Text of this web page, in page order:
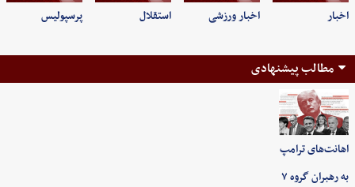
اخبار اخبار ورزشی استقلال پرسپولیس
مطالب پیشنهادی
اهانت‌های ترامپ
به رهبران گروه ۷